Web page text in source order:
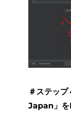
＃ステッ
Japan」を